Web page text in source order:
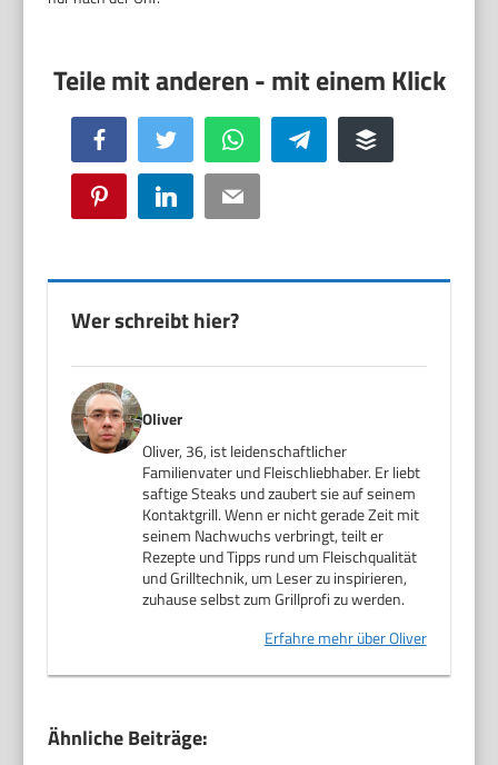
Facebook Twitter WhatsApp Telegram Buffer
Pinterest LinkedIn Email
Wer schreibt hier?
Oliver
Oliver, 36, ist leidenschaftlicher
Familienvater und Fleischliebhaber. Er liebt
saftige Steaks und zaubert sie auf seinem
Kontaktgrill. Wenn er nicht gerade Zeit mit
seinem Nachwuchs verbringt, teilt er
Rezepte und Tipps rund um Fleischqualität
und Grilltechnik, um Leser zu inspirieren,
zuhause selbst zum Grillprofi zu werden.
Erfahre mehr über Oliver
Ähnliche Beiträge: